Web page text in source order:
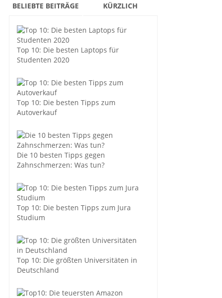
BELIEBTE BEITRÄGE KÜRZLICH
Top 10: Die besten Laptops für
Studenten 2020
Top 10: Die besten Tipps zum
Autoverkauf
Die 10 besten Tipps gegen
Zahnschmerzen: Was tun?
Top 10: Die besten Tipps zum Jura
Studium
Top 10: Die größten Universitäten in
Deutschland